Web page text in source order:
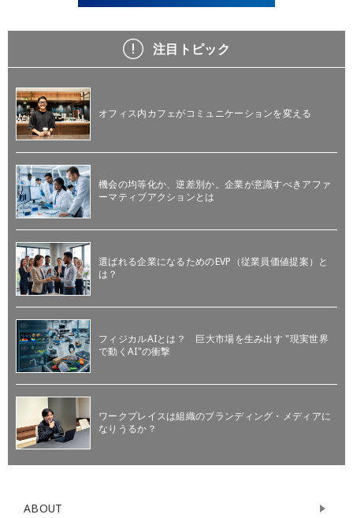
注目トピック
オフィス内カフェがコミュニケーションを変える
機会の均等化か、逆差別か。企業が意識すべきアファ
ーマティブアクションとは
選ばれる企業になるためのEVP（従業員価値提案）と
は？
フィジカルAIとは？ 巨大市場を生み出す "現実世界
で動くAI"の衝撃
ワークプレイスは組織のブランディング・メディアに
なりうるか？
ABOUT